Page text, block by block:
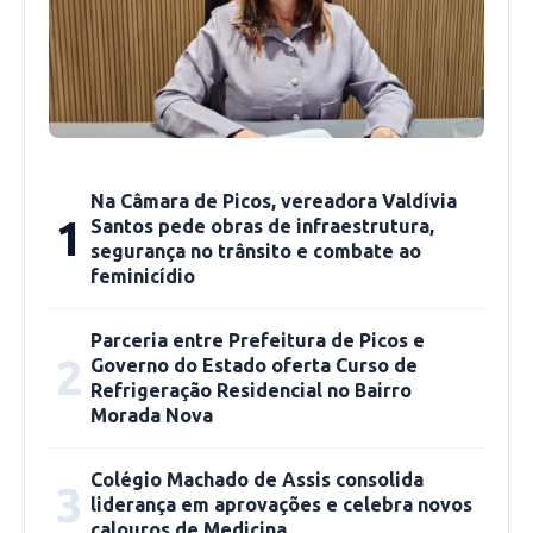
Fonte: portalodia.com
1
Na Câmara de Picos, vereadora Valdívia
Santos pede obras de infraestrutura,
segurança no trânsito e combate ao
feminicídio
2
Parceria entre Prefeitura de Picos e
Governo do Estado oferta Curso de
Refrigeração Residencial no Bairro
Morada Nova
3 Colégio Machado de Assis consolida
liderança em aprovações e celebra novos